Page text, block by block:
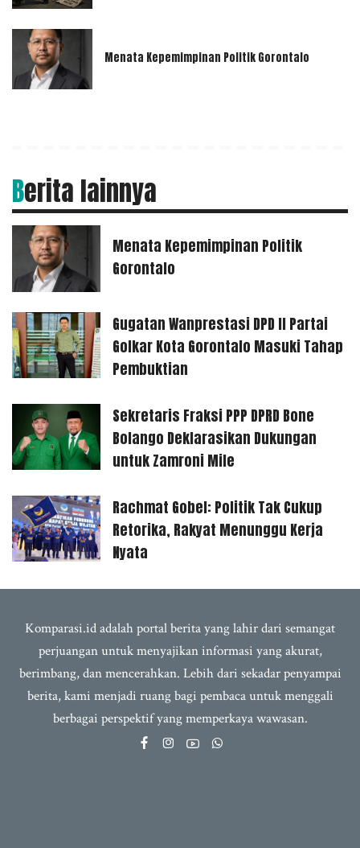
Menata Kepemimpinan Politik Gorontalo
Berita lainnya
Menata Kepemimpinan Politik
Gorontalo
Gugatan Wanprestasi DPD II Partai
Golkar Kota Gorontalo Masuki Tahap
Pembuktian
Sekretaris Fraksi PPP DPRD Bone
Bolango Deklarasikan Dukungan
untuk Zamroni Mile
Rachmat Gobel: Politik Tak Cukup
Retorika, Rakyat Menunggu Kerja
Nyata
Komparasi.id adalah portal berita yang lahir dari semangat
perjuangan untuk menyajikan informasi yang akurat,
berimbang, dan mencerahkan. Lebih dari sekadar penyampai
berita, kami menjadi ruang bagi pembaca untuk menggali
berbagai perspektif yang memperkaya wawasan.